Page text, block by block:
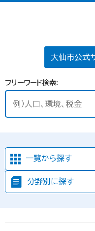
大仙市公式
フリーワード検索
一覧から探す
分野別に探す
が見つか